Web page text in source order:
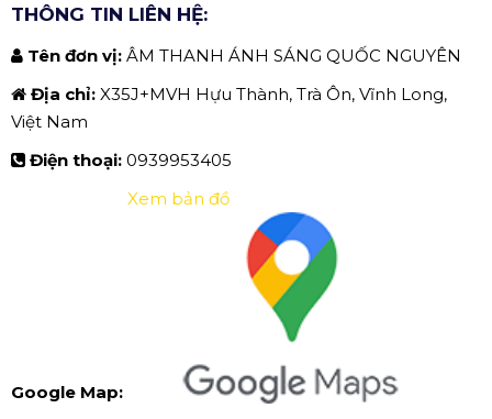
THÔNG TIN LIÊN HỆ:
Tên đơn vị: ÂM THANH ÁNH SÁNG QUỐC NGUYÊN
Địa chỉ: X35J+MVH Hựu Thành, Trà Ôn, Vĩnh Long,
Việt Nam
Điện thoại: 0939953405
Google Map:
Xem bản đồ